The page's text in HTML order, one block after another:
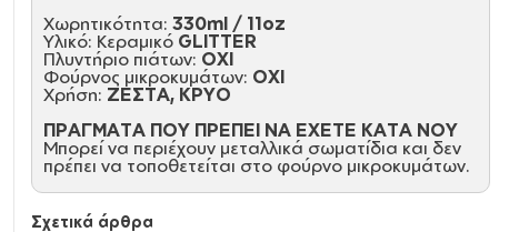
Χωρητικότητα: 330ml / 11oz
Υλικό: Κεραμικό GLITTER
Πλυντήριο πιάτων: ΟΧΙ
Φούρνος μικροκυμάτων: ΟΧΙ
Χρήση: ΖΕΣΤΑ, ΚΡΥΟ
ΠΡΑΓΜΑΤΑ ΠΟΥ ΠΡΕΠΕΙ ΝΑ ΕΧΕΤΕ ΚΑΤΑ ΝΟΥ
Μπορεί να περιέχουν μεταλλικά σωματίδια και δεν
πρέπει να τοποθετείται στο φούρνο μικροκυμάτων.
Σχετικά άρθρα